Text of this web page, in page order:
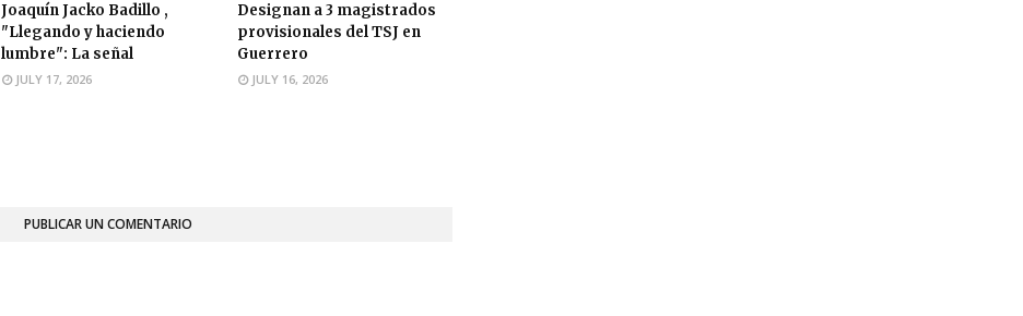
Joaquín Jacko Badillo ,
"Llegando y haciendo
lumbre": La señal
JULY 17, 2026
Designan a 3 magistrados
provisionales del TSJ en
Guerrero
JULY 16, 2026
PUBLICAR UN COMENTARIO